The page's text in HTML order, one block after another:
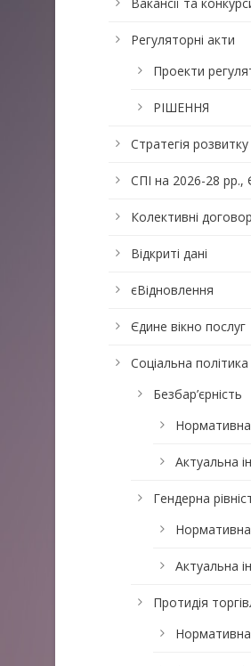
Регуляторні акти
Проекти
РІШЕННЯ
Стратегія
СПІ на 2026-28 рр.,
Колективні
Відкриті дані
єВідновлення
Єдине вікно послуг
Соціальна політика
Безбар’єрність
Актуальна
Гендерна
Актуальна
Протидія